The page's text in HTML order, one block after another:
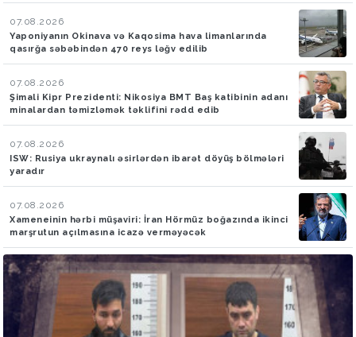
07.08.2026
Yaponiyanın Okinava və Kaqosima hava limanlarında
qasırğa səbəbindən 470 reys ləğv edilib
07.08.2026
Şimali Kipr Prezidenti: Nikosiya BMT Baş katibinin adanı
minalardan təmizləmək təklifini rədd edib
07.08.2026
ISW: Rusiya ukraynalı əsirlərdən ibarət döyüş bölmələri
yaradır
07.08.2026
Xameneinin hərbi müşaviri: İran Hörmüz boğazında ikinci
marşrutun açılmasına icazə verməyəcək